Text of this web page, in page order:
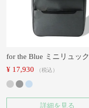
for the Blue ミニリュック
¥ 17,930 税込
詳細を見る